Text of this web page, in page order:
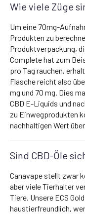
Wie viele Züge
Um eine 70mg-
Produkten zu
Produktverpackung,
Complete hat zum
pro Tag rauchen,
Flasche reicht also
mg und 70 mg. Dies
CBD E-Liquids und
zu Einwegprodukten
nachhaltigen Wert
Sind CBD-Öle
Canavape stellt zwar
aber viele Tierhalter
Tiere. Unsere ECS
haustierfreundlich,